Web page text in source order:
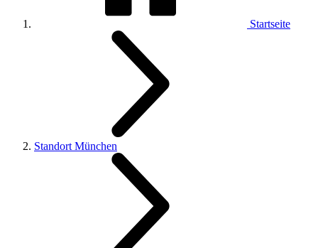
Startseite
Standort München